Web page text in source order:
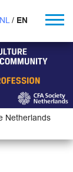
NL EN
Netherlands